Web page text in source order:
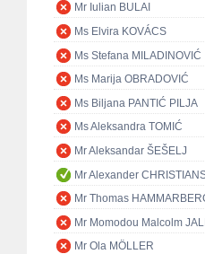
Mr Iulian BULAI
Ms Elvira KOVÁCS
Ms Stefana MILADINOVIĆ
Ms Marija OBRADOVIĆ
Ms Biljana PANTIĆ PILJA
Ms Aleksandra TOMIĆ
Mr Aleksandar ŠEŠELJ
Mr Alexander
Mr Thomas
Mr Momodou Malcolm
Mr Ola MÖLLER